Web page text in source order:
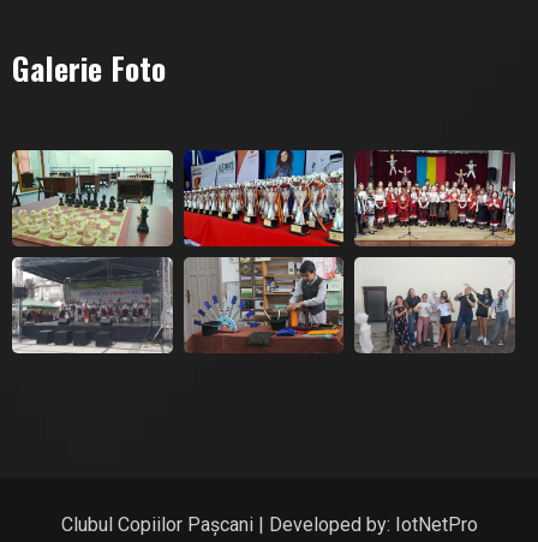
Galerie Foto
Clubul Copiilor Pașcani | Developed by: IotNetPro